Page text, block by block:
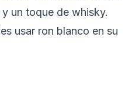
un toque de whisky.
usar ron blanco en su